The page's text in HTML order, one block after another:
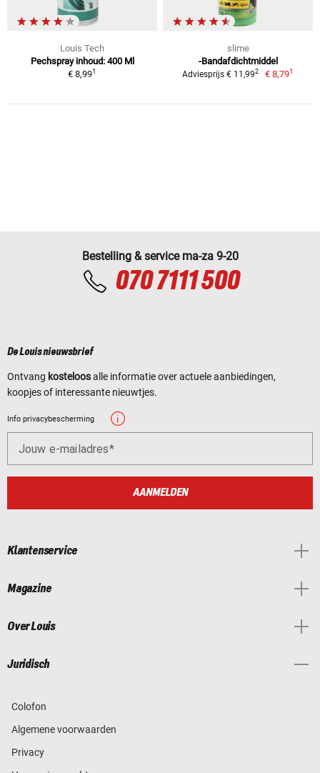
Louis Tech
Pechspray inhoud: 400 Ml
€ 8,991
slime
-Bandafdichtmiddel
Adviesprijs € 11,992 € 8,791
Bestelling & service ma-za 9-20
070 7111 500
De Louis nieuwsbrief
Ontvang kosteloosalle informatie over actuele aanbiedingen,
koopjes of interessante nieuwtjes.
Info privacybescherming
Jouw e-mailadres
AANMELDEN
Klantenservice
Magazine
Over Louis
Juridisch
Colofon
Algemene voorwaarden
Privacy